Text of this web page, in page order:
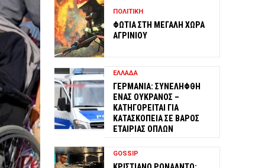
ΠΟΛΙΤΙΚΗ
ΦΩΤΙΑ ΣΤΗ ΜΕΓΑΛΗ ΧΩΡΑ
ΑΓΡΙΝΙΟΥ
ΕΛΛΑΔΑ
ΓΕΡΜΑΝΙΑ: ΣΥΝΕΛΗΦΘΗ
ΕΝΑΣ ΟΥΚΡΑΝΟΣ –
ΚΑΤΗΓΟΡΕΙΤΑΙ ΓΙΑ
ΚΑΤΑΣΚΟΠΕΙΑ ΣΕ ΒΑΡΟΣ
ΕΤΑΙΡΙΑΣ ΟΠΛΩΝ
GOSSIP